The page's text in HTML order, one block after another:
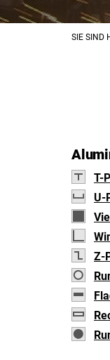
SIE SIND
T-
U-
Z-